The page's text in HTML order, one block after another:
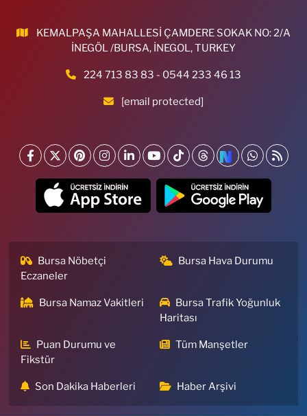
KEMALPAŞA MAHALLESİ ÇAMDERE SOKAK NO: 2/A
İNEGÖL /BURSA, İNEGOL, TURKEY
224 713 83 83 - 0544 233 46 13
[email protected]
Bursa Nöbetçi
Eczaneler
Bursa Hava Durumu
Bursa Namaz Vakitleri
Bursa Trafik Yoğunluk
Haritası
Puan Durumu ve
Fikstür
Tüm Manşetler
Son Dakika Haberleri Haber Arşivi